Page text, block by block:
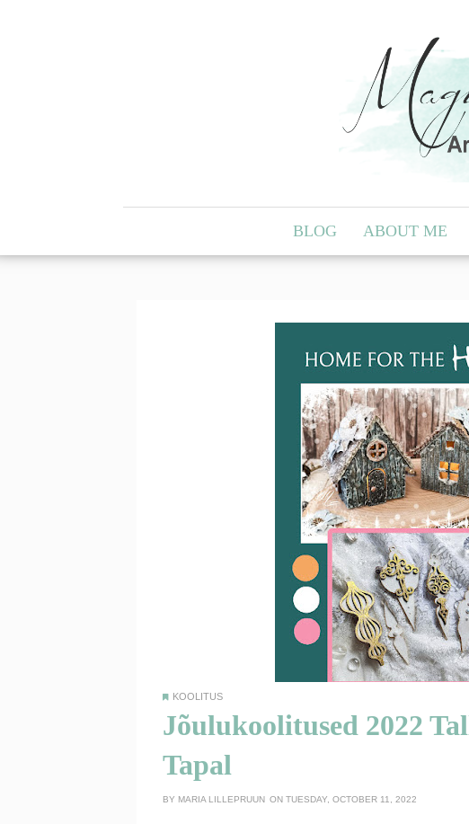
BLOG ABOUT ME
KOOLITUS
Jõulukoolitused 2022
Tapal
BY MARIA LILLEPRUUN ON TUESDAY, OCTOBER 11, 2022